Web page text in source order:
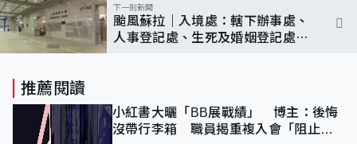
下一則新聞
颱風蘇拉｜入境處：轄下辦事處、
人事登記處、生死及婚姻登記處暫
推薦閱讀
小紅書大曬「BB展戰績」 博主：後悔
沒帶行李箱 職員揭重複入會「阻止唔